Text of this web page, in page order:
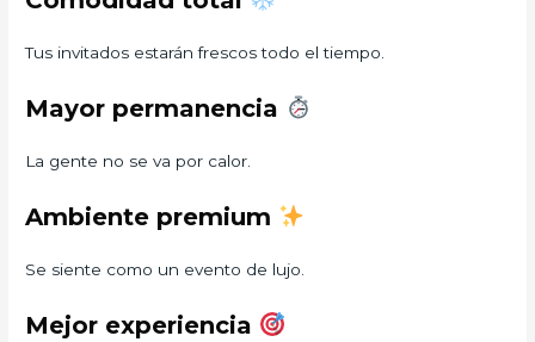
Tus invitados estarán frescos todo el tiempo.
Mayor permanencia
La gente no se va por calor.
Ambiente premium
Se siente como un evento de lujo.
Mejor experiencia